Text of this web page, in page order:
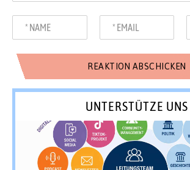
UNTERSTÜTZE UNS